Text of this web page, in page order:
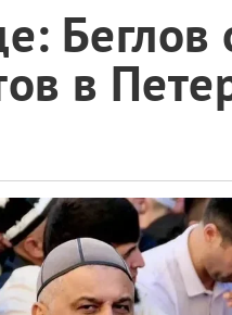
Беглов
в